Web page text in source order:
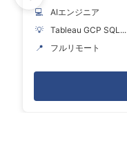
💻
AIエンジニア
💡
Tableau GCP SQL...
📍
フルリモート